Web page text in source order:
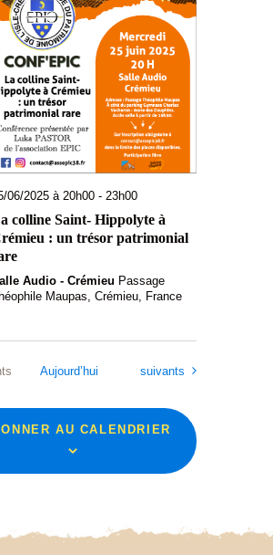
06/2025 à 20h00 - 23h00
colline Saint- Hippolyte à
: un trésor patrimonial
Audio - Crémieu Passage
Maupas, Crémieu, France
Aujourd’hui Évènements
suivants
AU CALENDRIER